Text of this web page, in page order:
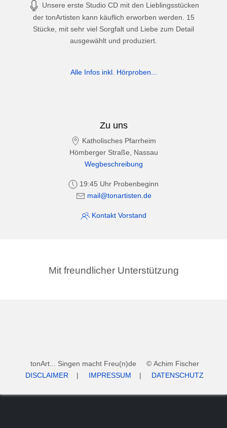
Unsere erste Studio CD mit den Lieblingsstücken
der tonArtisten kann käuflich erworben werden. 15
Stücke, mit sehr viel Sorgfalt und Liebe zum Detail
ausgewählt und produziert.
Alle Infos inkl. Hörproben...
Zu uns
Katholisches Pfarrheim
Hömberger Straße, Nassau
Wegbeschreibung
19:45 Uhr Probenbeginn
mail@tonartisten.de
Kontakt Vorstand
Mit freundlicher Unterstützung
tonArt... Singen macht Freu(n)de © Achim Fischer
DISCLAIMER | IMPRESSUM | DATENSCHUTZ